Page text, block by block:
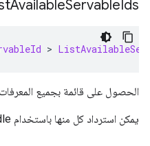
AvailableServableIds
>
الحصول على قائمة بجميع
يمكن استرداد كل منها باستخدام GetServableHandle.